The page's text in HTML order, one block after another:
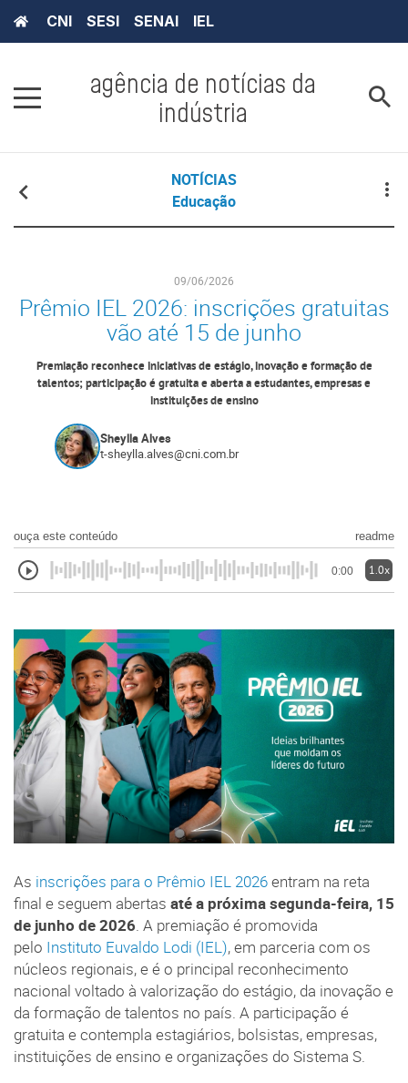
CNI SESI SENAI IEL
agência de notícias da
indústria
NOTÍCIAS
Educação
09/06/2026
Prêmio IEL 2026: inscrições gratuitas
vão até 15 de junho
Premiação reconhece iniciativas de estágio, inovação e formação de
talentos; participação é gratuita e aberta a estudantes, empresas e
instituições de ensino
Sheylla Alves
t-sheylla.alves@cni.com.br
ouça este conteúdo readme
0:00 1.0x
As inscrições para o Prêmio IEL 2026entram na reta
final e seguem abertas até a próxima segunda-feira, 15
de junho de 2026. A premiação é promovida
pelo Instituto Euvaldo Lodi (IEL), em parceria com os
núcleos regionais, e é o principal reconhecimento
nacional voltado à valorização do estágio, da inovação e
da formação de talentos no país. A participação é
gratuita e contempla estagiários, bolsistas, empresas,
instituições de ensino e organizações do Sistema S.